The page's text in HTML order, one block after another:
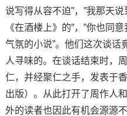
说写得从容不迫”，”我那天
《在酒楼上》的”，”你也同
气氛的小说”。他们这次谈话
人寻味的。在谈话结束时，
仁，并经聚仁之手，发表于
出版）。从此打开了周作人
外的读者也因此有机会源源